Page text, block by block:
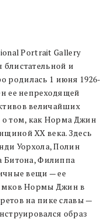
Portrait Gallery
и
1 июня 1926-
ее непреходящей
величайших
о том, как Норма Джин
XX века. Здесь
Уорхола, Полин
Битона, Филиппа
вещи — ее
Нормы Джин в
на пике славы —
образ